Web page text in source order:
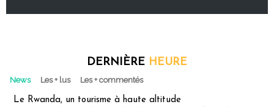
DERNIÈRE HEURE
News Les + lus Les + commentés
Le Rwanda, un tourisme à haute altitude